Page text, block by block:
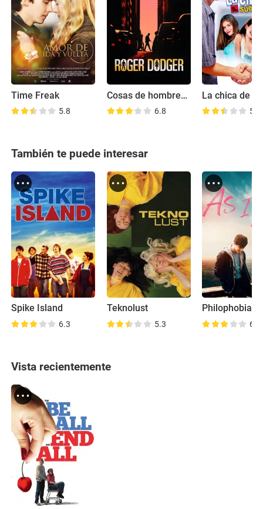
Time Freak
5.8
Cosas de hombres (que toda mujer quiere saber)
6.8 5.5
También te puede interesar
Spike Island
6.3
Teknolust
5.3
Philophobia
6.1
Vista recientemente